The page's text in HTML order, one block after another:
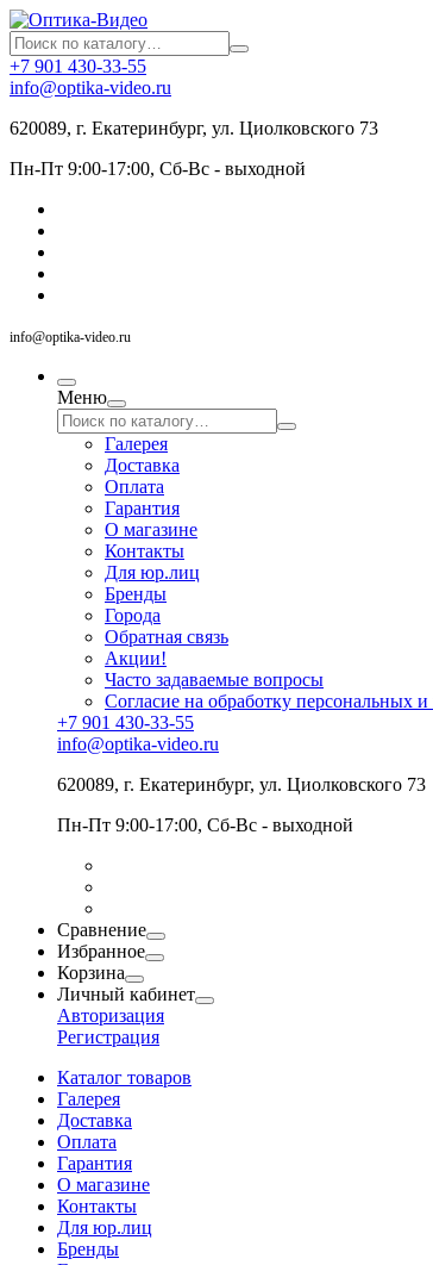
+7 901 430-33-55
info@optika-video.ru
620089, г. Екатеринбург, ул. Циолковского 73
Пн-Пт 9:00-17:00, Сб-Вс - выходной
info@optika-video.ru
Меню
Галерея
Доставка
Оплата
Гарантия
О магазине
Контакты
Для юр.лиц
Бренды
Города
Обратная связь
Акции!
Часто задаваемые вопросы
Согласие на обработку персональных
+7 901 430-33-55
info@optika-video.ru
620089, г. Екатеринбург, ул. Циолковского 73
Пн-Пт 9:00-17:00, Сб-Вс - выходной
Сравнение
Избранное
Корзина
Личный кабинет
Авторизация
Регистрация
Каталог товаров
Галерея
Доставка
Оплата
Гарантия
О магазине
Контакты
Для юр.лиц
Бренды